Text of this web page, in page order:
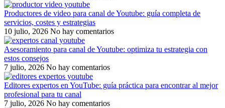
Productores de video para canal de Youtube: guía completa de
servicios, costes y estrategias
10 julio, 2026 No hay comentarios
Asesoramiento para canal de Youtube: optimiza tu estrategia con
estos consejos
7 julio, 2026 No hay comentarios
Editores expertos en YouTube: guía práctica para encontrar al mejor
profesional para tu canal
7 julio, 2026 No hay comentarios